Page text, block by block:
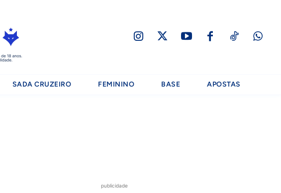
SADA CRUZEIRO FEMININO BASE APOSTAS
publicidade